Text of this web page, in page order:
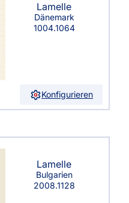
Lamelle
Dänemark
1004.1064
Konfigurieren
Lamelle
Bulgarien
2008.1128